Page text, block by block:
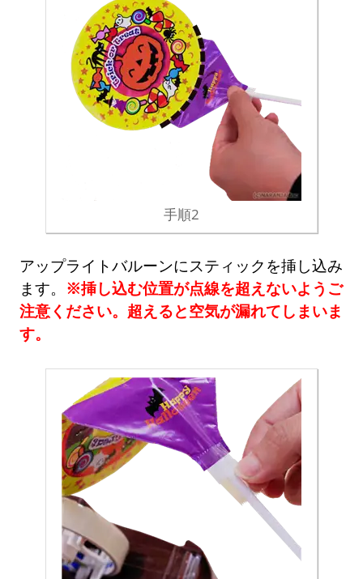
手順2
アップライトバルーンにスティックを挿し込み
ます。 ※挿し込む位置が点線を超えないようご
注意ください。超えると空気が漏れてしまいま
す。